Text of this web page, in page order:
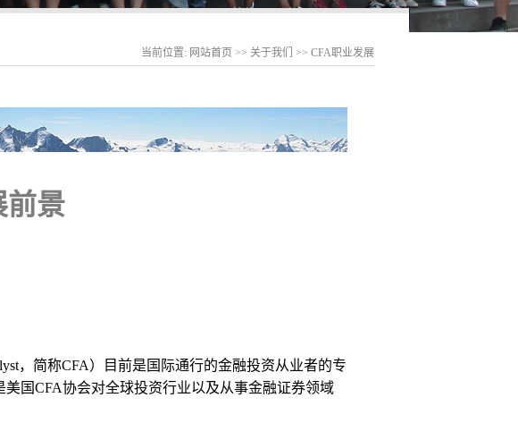
当前位置: 网站首页 >> 关于我们 >> CFA职业发展
前景
，简称CFA）目前是国际通行的金融投资从业者的专
美国CFA协会对全球投资行业以及从事金融证券领域